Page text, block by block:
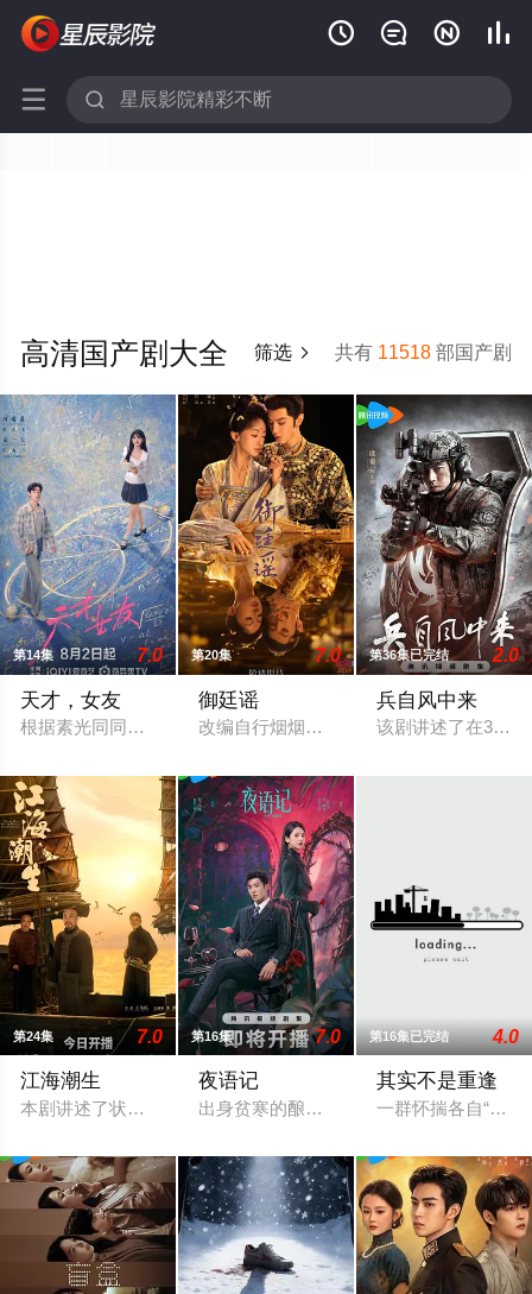
   
 
共有 11518 部国产剧
高清国产剧大全 筛选 
第14集 7.0
天才，女友
根据素光同同名小说改编。江逾白长大以后，林知夏忽然对他说
第20集 7.0
御廷谣
改编自行烟烟的同名小说。孟廷辉，大平
第36集已完结 2.0
兵自风中来
该剧讲述了在396
第24集 7.0
江海潮生
本剧讲述了状元实业家张謇创办大生企业，实业报国的故事。甲
第16集 7.0
夜语记
出身贫寒的酿酒师叶小唯遭遇爱人程桉、
第16集已完结 4.0
其实不是重逢
一群怀揣各自“失